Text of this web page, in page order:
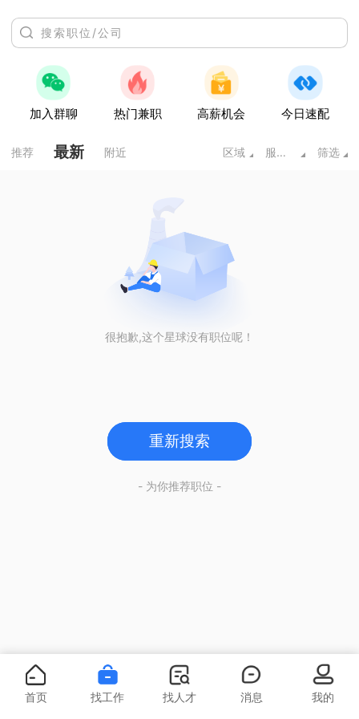
加入群聊 热门兼职 高薪机会 今日速配
推荐 最新 附近 区域 服务业 筛选
很抱歉,这个星球没有职位呢！
重新搜索
- 为你推荐职位 -
首页 找工作 找人才 消息 我的